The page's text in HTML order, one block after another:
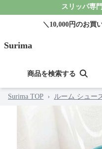
スリッパ専
＼10,000円のお買
Surima
商品を検索する
Surima TOP › ルーム シュー